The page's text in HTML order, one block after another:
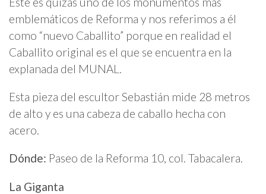
emblemáticos de Reforma y nos referimos a él
como “nuevo Caballito” porque en realidad el
Caballito original es el que se encuentra en la
explanada del MUNAL.
Esta pieza del escultor Sebastián mide 28 metros
de alto y es una cabeza de caballo hecha con
acero.
Dónde: Paseo de la Reforma 10, col. Tabacalera.
La Giganta